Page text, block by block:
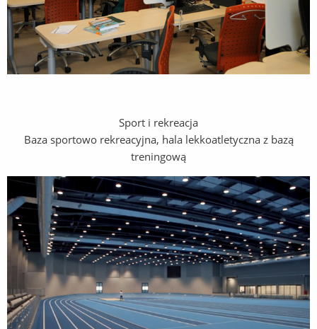
Sport i rekreacja
Baza sportowo rekreacyjna, hala lekkoatletyczna z bazą
treningową